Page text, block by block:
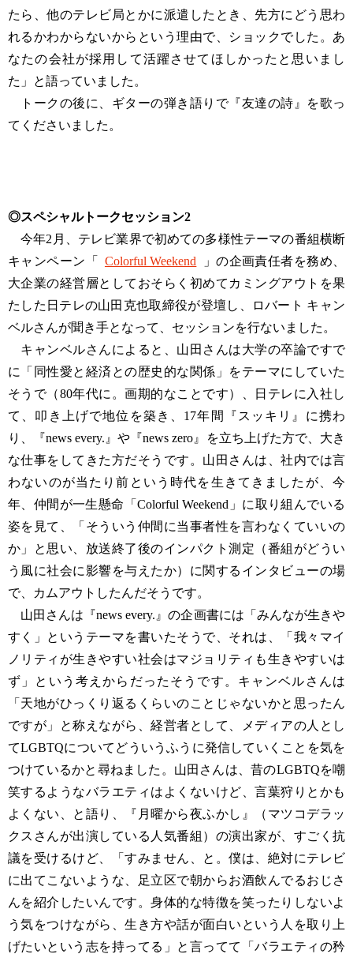
たら、他のテレビ局とかに派遣したとき、先方にどう思わ
れるかわからないからという理由で、ショックでした。あ
なたの会社が採用して活躍させてほしかったと思いまし
た」と語っていました。
トークの後に、ギターの弾き語りで『友達の詩』を歌っ
てくださいました。
◎スペシャルトークセッション2
今年2月、テレビ業界で初めての多様性テーマの番組横断
キャンペーン「
Colorful Weekend
」の企画責任者を務め、
大企業の経営層としておそらく初めてカミングアウトを果
たした日テレの山田克也取締役が登壇し、ロバート キャン
ベルさんが聞き手となって、セッションを行ないました。
キャンベルさんによると、山田さんは大学の卒論ですで
に「同性愛と経済との歴史的な関係」をテーマにしていた
そうで（80年代に。画期的なことです）、日テレに入社し
て、叩き上げで地位を築き、17年間『スッキリ』に携わ
り、『news every.』や『news zero』を立ち上げた方で、大き
な仕事をしてきた方だそうです。山田さんは、社内では言
わないのが当たり前という時代を生きてきましたが、今
年、仲間が一生懸命「Colorful Weekend」に取り組んでいる
姿を見て、「そういう仲間に当事者性を言わなくていいの
か」と思い、放送終了後のインパクト測定（番組がどうい
う風に社会に影響を与えたか）に関するインタビューの場
で、カムアウトしたんだそうです。
山田さんは『news every.』の企画書には「みんなが生きや
すく」というテーマを書いたそうで、それは、「我々マイ
ノリティが生きやすい社会はマジョリティも生きやすいは
ず」という考えからだったそうです。キャンベルさんは
「天地がひっくり返るくらいのことじゃないかと思ったん
ですが」と称えながら、経営者として、メディアの人とし
てLGBTQについてどういうふうに発信していくことを気を
つけているかと尋ねました。山田さんは、昔のLGBTQを嘲
笑するようなバラエティはよくないけど、言葉狩りとかも
よくない、と語り、『月曜から夜ふかし』（マツコデラッ
クスさんが出演している人気番組）の演出家が、すごく抗
議を受けるけど、「すみません、と。僕は、絶対にテレビ
に出てこないような、足立区で朝からお酒飲んでるおじさ
んを紹介したいんです。身体的な特徴を笑ったりしないよ
う気をつけながら、生き方や話が面白いという人を取り上
げたいという志を持ってる」と言ってて「バラエティの矜